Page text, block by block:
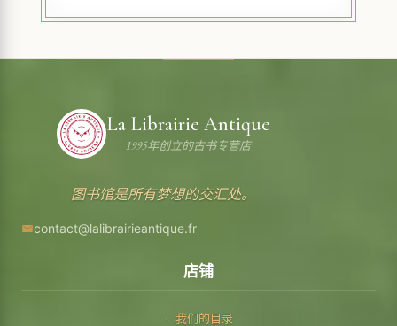
La Librairie Antique
1995年创立的古书专营店
图书馆是所有梦想的交汇处。
contact@lalibrairieantique.fr
店铺
我们的目录